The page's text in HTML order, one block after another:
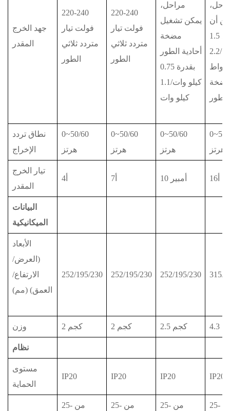
جهد الخرج
المقدر
220-240
فولت تيار
متردد ثلاثي
الطور
220-240
فولت تيار
متردد ثلاثي
الطور
مراحل،
يمكن تشغيل
مضخة
أحادية الطور
بقدرة 0.75
كيلو وات/1.1
كيلو وات
أن
تدفع 1.5
كيلو واط/2.2
واط
نطاق تردد
الإخراج
0~50/60
هرتز
0~50/60
هرتز
0~50/60
هرتز
0~50/
هرتز
تيار الخرج
المقدر
10 أمبير
البيانات
الميكانيكية
الأبعاد
(العرض/
الارتفاع/
العمق) (مم)
252/195/230 252/195/230 252/195/230 315/
وزن 2 كجم 2 كجم 2.5 كجم
نظام
مستوى
الحماية
IP20 IP20 IP20 IP20
من -25
من -25
من -25
من -25